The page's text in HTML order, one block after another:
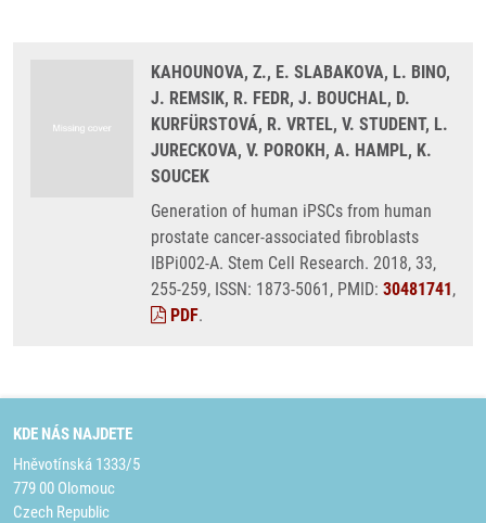
KAHOUNOVA, Z., E. SLABAKOVA, L. BINO,
J. REMSIK, R. FEDR, J. BOUCHAL, D.
KURFÜRSTOVÁ, R. VRTEL, V. STUDENT, L.
JURECKOVA, V. POROKH, A. HAMPL, K.
SOUCEK
Generation of human iPSCs from human
prostate cancer-associated fibroblasts
IBPi002-A. Stem Cell Research. 2018, 33,
255-259, ISSN: 1873-5061, PMID: 30481741,
PDF.
KDE NÁS NAJDETE
Hněvotínská 1333/5
779 00 Olomouc
Czech Republic